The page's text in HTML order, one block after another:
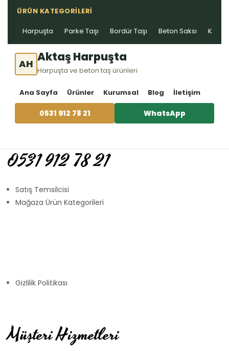
ÜRÜN KATEGORILERI
Harpuşta Parke Taşı Bordür Taşı Beton Saksı Kablo
AH Aktaş Harpuşta
Harpuşta ve beton taş ürünleri
Ana Sayfa Ürünler Kurumsal Blog İletişim
0531 912 78 21 WhatsApp
0531 912 78 21
Satış Temsilcisi
Mağaza Ürün Kategorileri
Gizlilik Politikası
Müşteri Hizmetleri